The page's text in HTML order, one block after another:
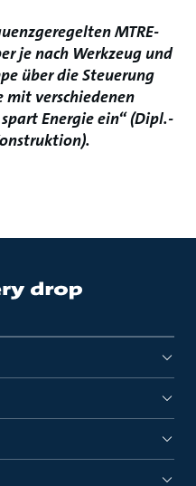
MTRE-
je nach Werkzeug und
über die Steuerung
mit verschiedenen
Energie ein“ (Dipl.-